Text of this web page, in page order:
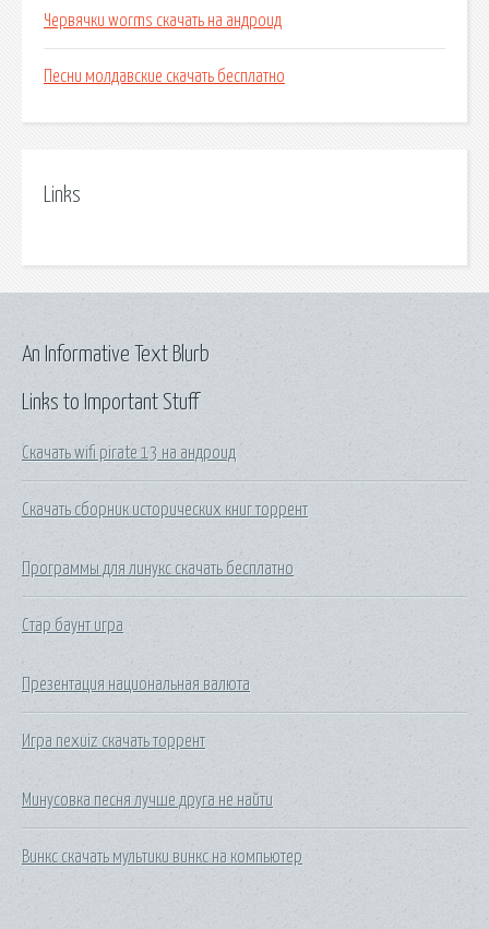
Червячки worms скачать на андроид
Песни молдавские скачать бесплатно
Links
Links to Important Stuff
Скачать wifi pirate 13 на андроид
Скачать сборник исторических книг торрент
Программы для линукс скачать бесплатно
Стар баунт игра
Презентация национальная валюта
Игра nexuiz скачать торрент
Минусовка песня лучше друга не найти
Винкс скачать мультики винкс на компьютер
An Informative Text Blurb